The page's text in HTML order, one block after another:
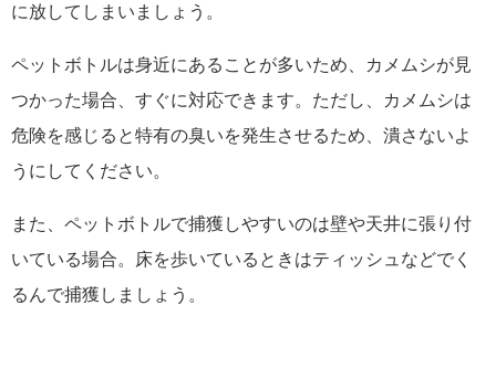
に放してしまいましょう。
ペットボトルは身近にあることが多いため、カメムシが見
つかった場合、すぐに対応できます。ただし、カメムシは
危険を感じると特有の臭いを発生させるため、潰さないよ
うにしてください。
また、ペットボトルで捕獲しやすいのは壁や天井に張り付
いている場合。床を歩いているときはティッシュなどでく
るんで捕獲しましょう。